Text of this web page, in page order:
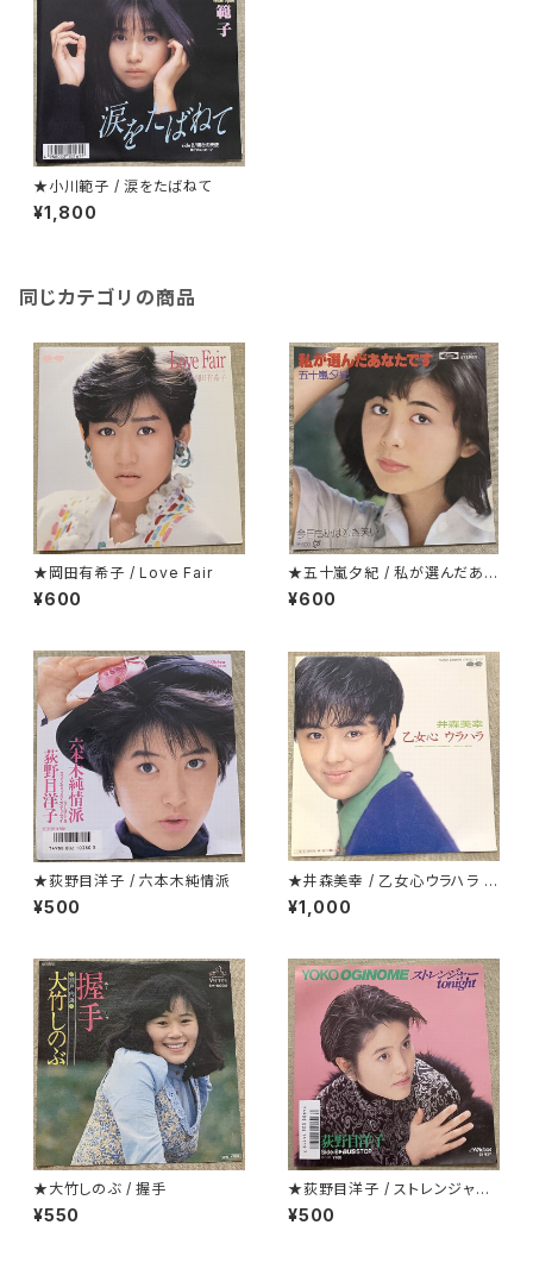
★小川範子 / 涙をたばねて
¥1,800
同じカテゴリの商品
★岡田有希子 / Love Fair
¥600
★五十嵐夕紀 / 私が選んだあな
たです
¥600
★荻野目洋子 / 六本木純情派
¥500
★井森美幸 / 乙女心ウラハラ プ
ロモ
¥1,000
★大竹しのぶ / 握手
¥550
★荻野目洋子 / ストレンジャーt
onight
¥500